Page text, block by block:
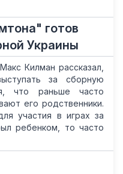
готов
Украины
Килман рассказал,
за сборную
что раньше часто
его родственники.
участия в играх за
ребенком, то часто